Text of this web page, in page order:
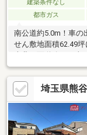
建築条件なし
都市ガス
南公道約5.0m！車の
せん敷地面積62.49
南北両面道路、日当
本管はございますが
込みには別途工事費
別浄化槽を利用して
ございます。・農地
埼玉県熊